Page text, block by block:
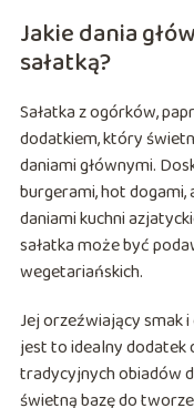
Jakie dania
sałatką?
Sałatka z ogórków,
dodatkiem, który
daniami głównymi.
burgerami, hot dogami,
daniami kuchni
sałatka może być
wegetariańskich.
Jej orzeźwiający smak
jest to idealny dodatek
tradycyjnych obiadów
świetną bazę do